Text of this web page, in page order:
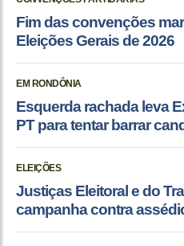
Fim das convenções
Eleições Gerais de 2026
EM RONDÔNIA
Esquerda rachada leva
PT para tentar barrar
ELEIÇÕES
Justiças Eleitoral e do
campanha contra